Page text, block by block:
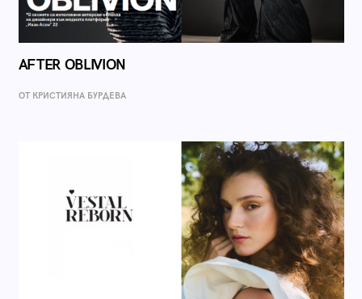
AFTER OBLIVION
ОТ КРИСТИЯНА БУРДЕВА